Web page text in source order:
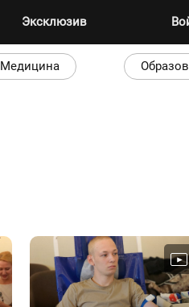
Эксклюзив
Медицина